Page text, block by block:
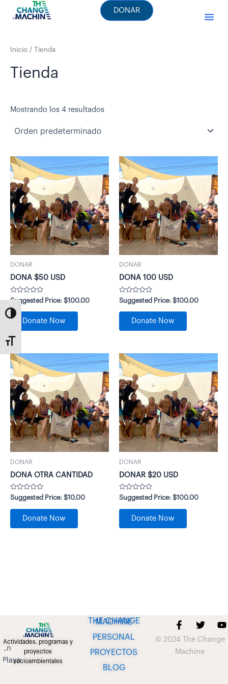
Alternar alto contraste
Alternar tamaño de letra
DONAR
Inicio / Tienda
Tienda
Mostrando los 4 resultados
DONAR
DONA $50 USD
Valorado
0
de
Suggested Price: $100.00
Donate Now
DONAR
DONA 100 USD
Valorado
con
0
Suggested Price: $100.00
Donate Now
DONAR
DONA OTRA CANTIDAD
Valorado
con
0
Suggested Price: $10.00
Donate Now
DONAR
DONAR $20 USD
Valorado
con
0
Suggested Price: $100.00
Donate Now
Actividades, programas y
proyectos
socioambientales
THE CHANGE MACHINE
PERSONAL
PROYECTOS
BLOG
F
c
e
T
w
i
t
Y
u
© 2024 The Change
Machine